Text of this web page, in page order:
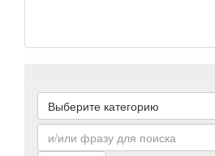
Выберите категорию